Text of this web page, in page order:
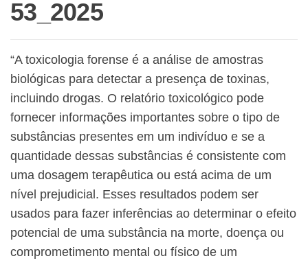
53_2025
“A toxicologia forense é a análise de amostras
biológicas para detectar a presença de toxinas,
incluindo drogas. O relatório toxicológico pode
fornecer informações importantes sobre o tipo de
substâncias presentes em um indivíduo e se a
quantidade dessas substâncias é consistente com
uma dosagem terapêutica ou está acima de um
nível prejudicial. Esses resultados podem ser
usados ​​para fazer inferências ao determinar o efeito
potencial de uma substância na morte, doença ou
comprometimento mental ou físico de um